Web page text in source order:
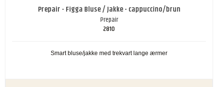
Prepair - Figga Bluse / Jakke - cappuccino/brun
Prepair
2810
Smart bluse/jakke med trekvart lange ærmer